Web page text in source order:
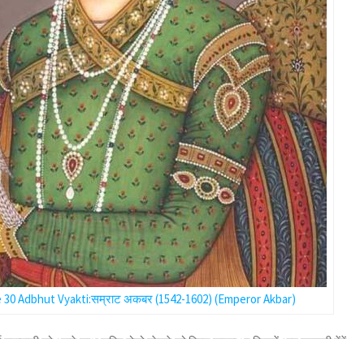
30 Adbhut Vyakti:सम्राट अकबर (1542-1602) (Emperor Akbar)